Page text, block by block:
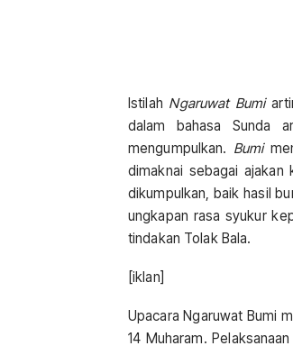
Istilah Ngaruwat Bumi
dalam bahasa Sunda
mengumpulkan. Bumi
dimaknai sebagai
dikumpulkan, baik hasil
ungkapan rasa syukur
tindakan Tolak Bala.
[iklan]
Upacara Ngaruwat Bumi
14 Muharam.